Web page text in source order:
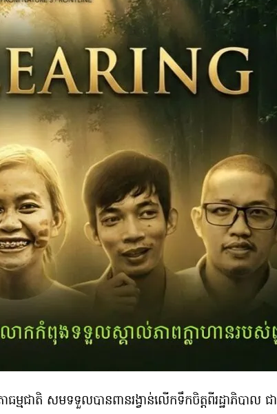
ម្មជាតិ សមទទួលបានពានរង្វាន់លើកទឹកចិត្តពីរដ្ឋាភិបាល ជា